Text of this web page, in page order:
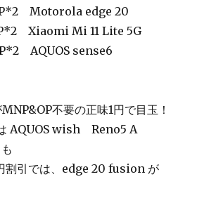
Motorola edge 20
Xiaomi Mi 11 Lite 5G
AQUOS sense6
不要の正味1円で目玉！
AQUOS wish Reno5 A
割引では、edge 20 fusion が